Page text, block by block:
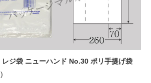
レジ袋 ニューハンド No.30 ポリ手提げ袋